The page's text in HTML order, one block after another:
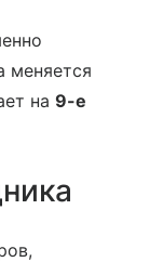
меняется
на 9-е